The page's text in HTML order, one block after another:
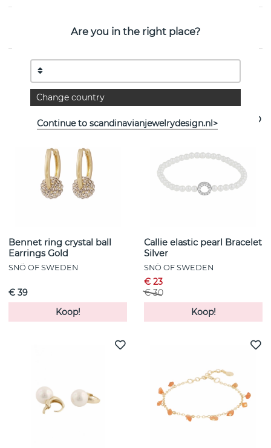
EIGENSCHAPPEN
Bekijk meer artikelen
Bennet ring crystal ball
Earrings Gold
SNÖ OF SWEDEN
€ 39
Koop!
- 25%
Callie elastic pearl Bracelet
Silver
SNÖ OF SWEDEN
€ 23
€ 30
Koop!
Are you in the right place?
Change country
Continue to scandinavianjewelrydesign.nl>